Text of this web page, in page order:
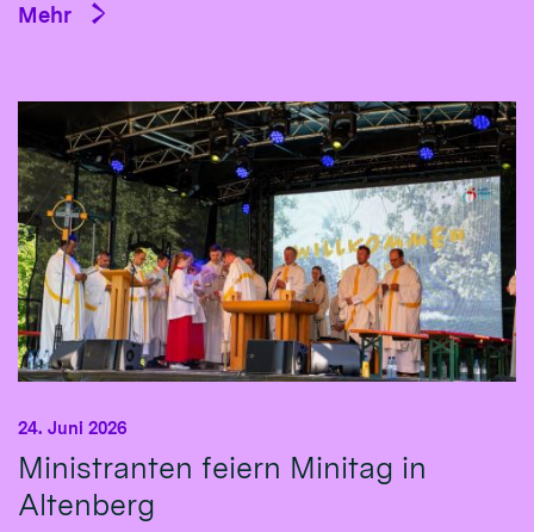
Mehr
Ministranten feiern Minitag in
Altenberg
24. Juni 2026